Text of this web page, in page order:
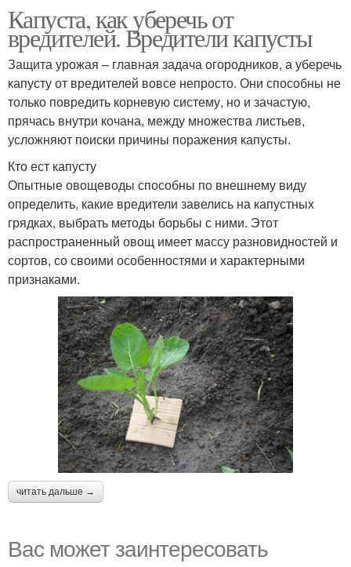
Капуста, как уберечь от
вредителей. Вредители капусты
Защита урожая – главная задача огородников, а уберечь
капусту от вредителей вовсе непросто. Они способны не
только повредить корневую систему, но и зачастую,
прячась внутри кочана, между множества листьев,
усложняют поиски причины поражения капусты.
Кто ест капусту
Опытные овощеводы способны по внешнему виду
определить, какие вредители завелись на капустных
грядках, выбрать методы борьбы с ними. Этот
распространенный овощ имеет массу разновидностей и
сортов, со своими особенностями и характерными
признаками.
читать дальше →
Вас может заинтересовать